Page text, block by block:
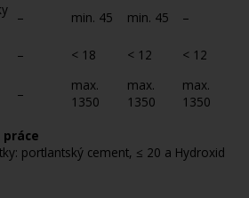
– min. 45 min. 45
–
– < 18 < 12
< 12
–
max.
1350
max.
1350
max.
1350
portlantský cement, ≤ 20 a Hydroxid